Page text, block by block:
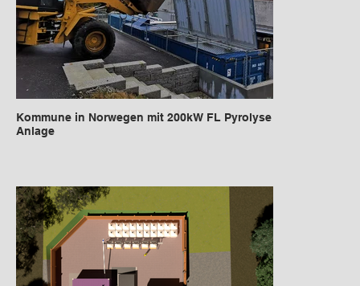
Kommune in Norwegen mit 200kW FL Pyrolyse
Anlage